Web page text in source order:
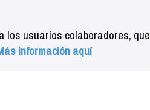
los usuarios colaboradores, que
información aquí